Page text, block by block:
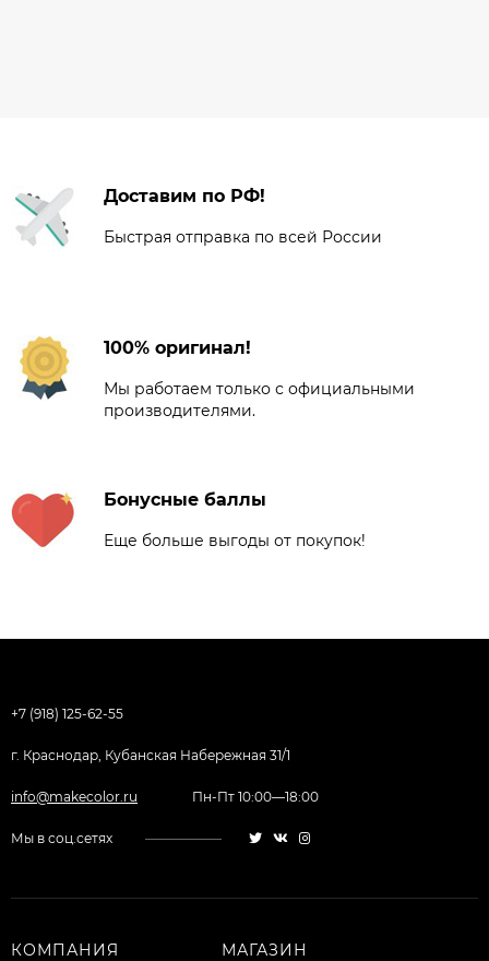
Доставим по РФ!
Быстрая отправка по всей России
100% оригинал!
Мы работаем только с официальными
производителями.
Бонусные баллы
Еще больше выгоды от покупок!
+7 (918) 125-62-55
г. Краснодар, Кубанская Набережная 31/1
info@makecolor.ru Пн-Пт 10:00—18:00
Мы в соц.сетях
КОМПАНИЯ МАГАЗИН